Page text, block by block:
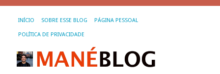
INÍCIO SOBRE ESSE BLOG PÁGINA PESSOAL
POLÍTICA DE PRIVACIDADE